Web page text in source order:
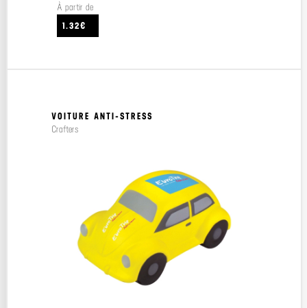
À partir de
1.32€
VOITURE ANTI-STRESS
Crafters